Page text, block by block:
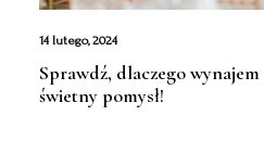
14 lutego, 2024
Sprawdź, dlaczego
świetny pomysł!